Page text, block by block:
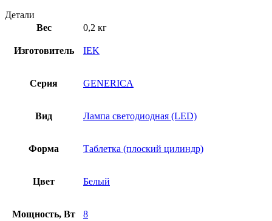
Детали
Вес
0,2 кг
Изготовитель IEK
Серия GENERICA
Вид Лампа светодиодная (LED)
Форма Таблетка (плоский цилиндр)
Цвет Белый
Мощность, Вт 8